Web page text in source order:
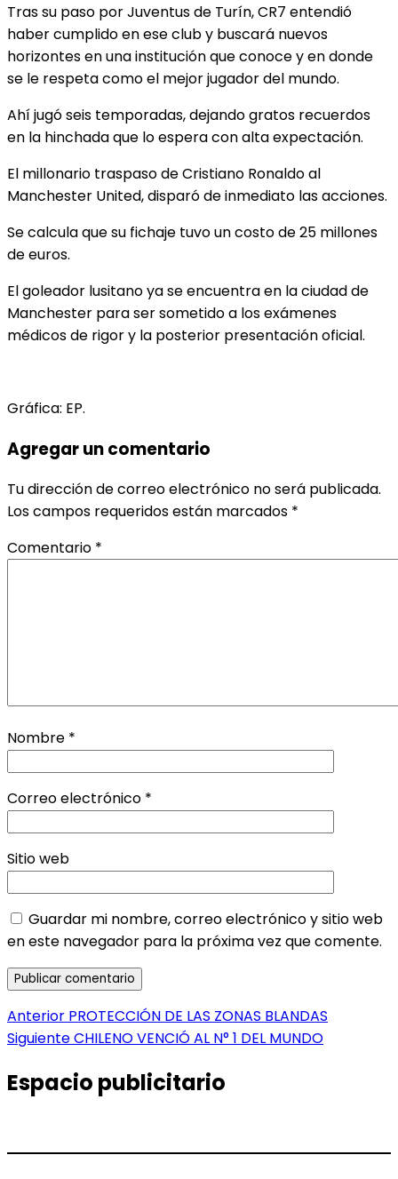
Tras su paso por Juventus de Turín, CR7 entendió
haber cumplido en ese club y buscará nuevos
horizontes en una institución que conoce y en donde
se le respeta como el mejor jugador del mundo.
Ahí jugó seis temporadas, dejando gratos recuerdos
en la hinchada que lo espera con alta expectación.
El millonario traspaso de Cristiano Ronaldo al
Manchester United, disparó de inmediato las acciones.
Se calcula que su fichaje tuvo un costo de 25 millones
de euros.
El goleador lusitano ya se encuentra en la ciudad de
Manchester para ser sometido a los exámenes
médicos de rigor y la posterior presentación oficial.
Gráfica: EP.
Agregar un comentario
Tu dirección de correo electrónico no será publicada.
Los campos requeridos están marcados *
Comentario *
Nombre *
Correo electrónico *
Sitio web
Guardar mi nombre, correo electrónico y sitio web
en este navegador para la próxima vez que comente.
Navegación
de
entradas
Anterior Entrada
anterior:
PROTECCIÓN DE LAS ZONAS BLANDAS
SiguienteEntrada
CHILENO VENCIÓ AL N° 1 DEL MUNDO
Espacio publicitario